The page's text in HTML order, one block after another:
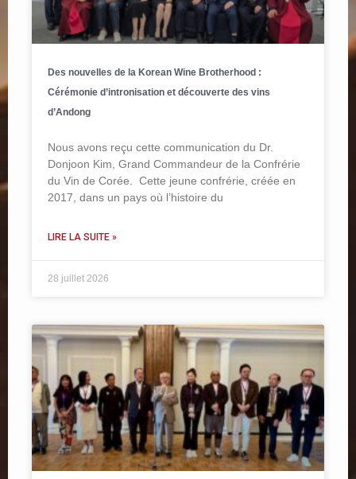
Des nouvelles de la Korean Wine Brotherhood :
Cérémonie d’intronisation et découverte des vins
d’Andong
Nous avons reçu cette communication du Dr.
Donjoon Kim, Grand Commandeur de la Confrérie
du Vin de Corée. Cette jeune confrérie, créée en
2017, dans un pays où l’histoire du
LIRE LA SUITE »
28 juillet 2026